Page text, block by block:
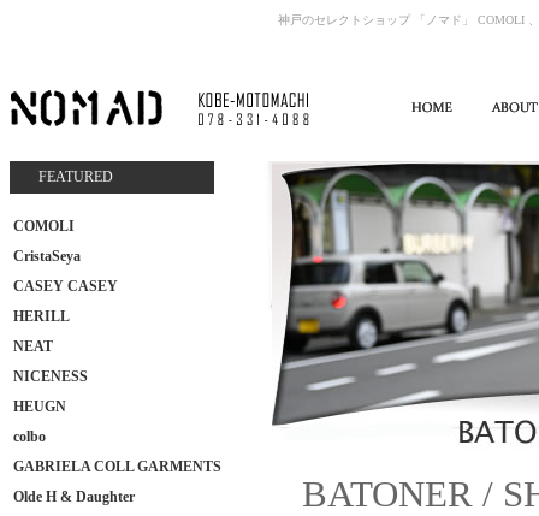
神戸のセレクトショップ 「ノマド」 COMOLI
FEATURED
COMOLI
CristaSeya
CASEY CASEY
HERILL
NEAT
NICENESS
HEUGN
colbo
GABRIELA COLL GARMENTS
Olde H & Daughter
BATONER /